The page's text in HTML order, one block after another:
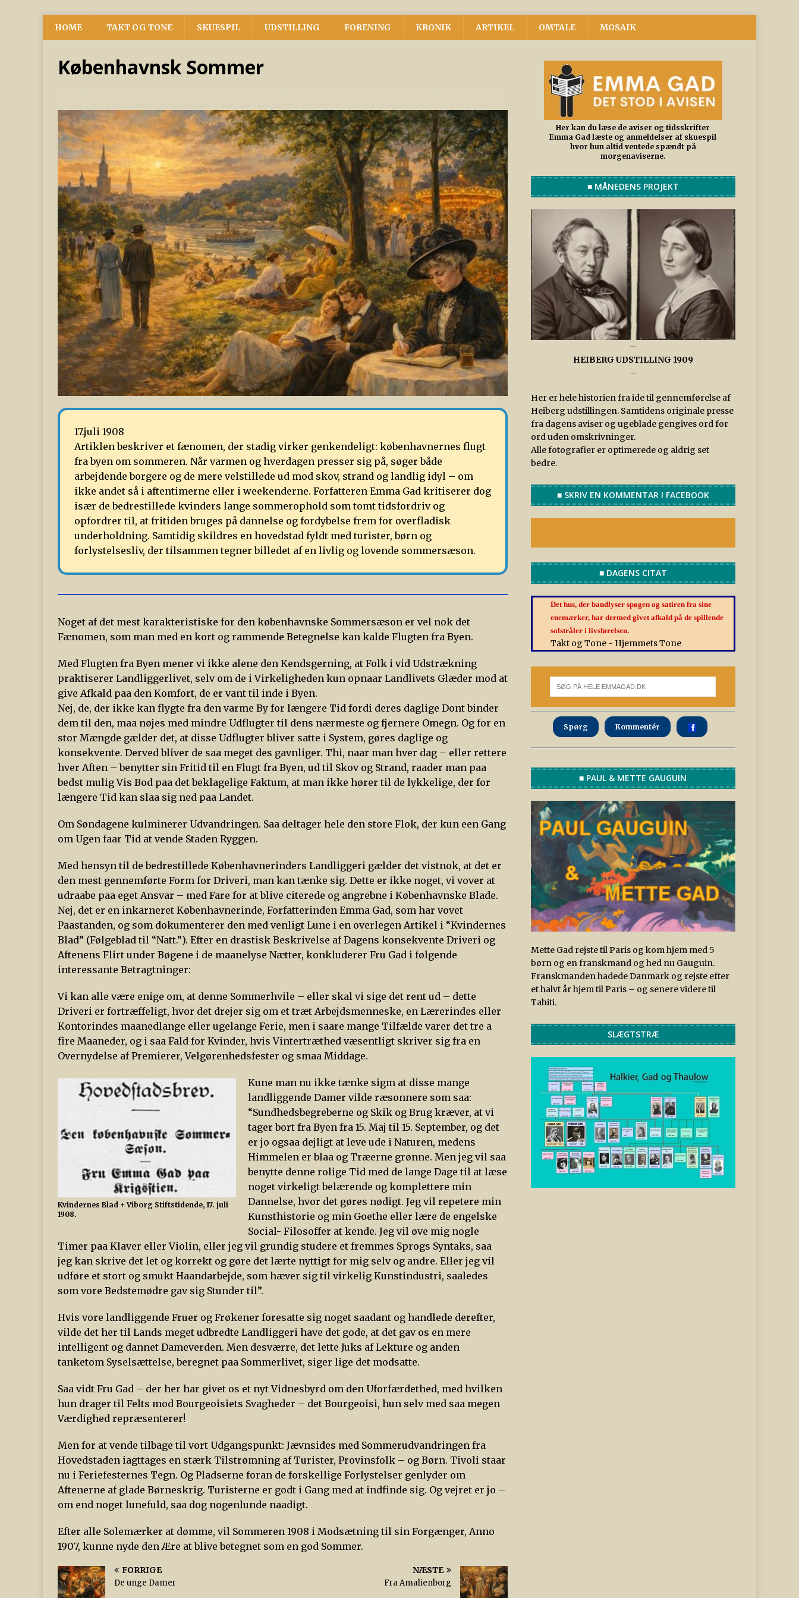
HOME TAKT OG TONE SKUESPIL UDSTILLING FORENING KRONIK ARTIKEL OMTALE MOSAIK
Københavnsk Sommer
17.juli 1908
Artiklen beskriver et fænomen, der stadig virker genkendeligt: københavnernes flugt
fra byen om sommeren. Når varmen og hverdagen presser sig på, søger både
arbejdende borgere og de mere velstillede ud mod skov, strand og landlig idyl – om
ikke andet så i aftentimerne eller i weekenderne. Forfatteren Emma Gad kritiserer dog
især de bedrestillede kvinders lange sommerophold som tomt tidsfordriv og
opfordrer til, at fritiden bruges på dannelse og fordybelse frem for overfladisk
underholdning. Samtidig skildres en hovedstad fyldt med turister, børn og
forlystelsesliv, der tilsammen tegner billedet af en livlig og lovende sommersæson.
Noget af det mest karakteristiske for den københavnske Sommersæson er vel nok det
Fænomen, som man med en kort og rammende Betegnelse kan kalde Flugten fra Byen.
Med Flugten fra Byen mener vi ikke alene den Kendsgerning, at Folk i vid Udstrækning
praktiserer Landliggerlivet, selv om de i Virkeligheden kun opnaar Landlivets Glæder mod at
give Afkald paa den Komfort, de er vant til inde i Byen.
Nej, de, der ikke kan flygte fra den varme By for længere Tid fordi deres daglige Dont binder
dem til den, maa nøjes med mindre Udflugter til dens nærmeste og fjernere Omegn. Og for en
stor Mængde gælder det, at disse Udflugter bliver satte i System, gøres daglige og
konsekvente. Derved bliver de saa meget des gavnliger. Thi, naar man hver dag – eller rettere
hver Aften – benytter sin Fritid til en Flugt fra Byen, ud til Skov og Strand, raader man paa
bedst mulig Vis Bod paa det beklagelige Faktum, at man ikke hører til de lykkelige, der for
længere Tid kan slaa sig ned paa Landet.
Om Søndagene kulminerer Udvandringen. Saa deltager hele den store Flok, der kun een Gang
om Ugen faar Tid at vende Staden Ryggen.
Med hensyn til de bedrestillede Københavnerinders Landliggeri gælder det vistnok, at det er
den mest gennemførte Form for Driveri, man kan tænke sig. Dette er ikke noget, vi vover at
udraabe paa eget Ansvar – med Fare for at blive citerede og angrebne i Københavnske Blade.
Nej, det er en inkarneret Københavnerinde, Forfatterinden Emma Gad, som har vovet
Paastanden, og som dokumenterer den med venligt Lune i en overlegen Artikel i “Kvindernes
Blad” (Følgeblad til “Natt.”). Efter en drastisk Beskrivelse af Dagens konsekvente Driveri og
Aftenens Flirt under Bøgene i de maanelyse Nætter, konkluderer Fru Gad i følgende
interessante Betragtninger:
Vi kan alle være enige om, at denne Sommerhvile – eller skal vi sige det rent ud – dette
Driveri er fortræffeligt, hvor det drejer sig om et træt Arbejdsmenneske, en Lærerindes eller
Kontorindes maanedlange eller ugelange Ferie, men i saare mange Tilfælde varer det tre a
fire Maaneder, og i saa Fald for Kvinder, hvis Vintertræthed væsentligt skriver sig fra en
Overnydelse af Premierer, Velgørenhedsfester og smaa Middage.
Kvindernes Blad + Viborg Stiftstidende, 17. juli
1908.
Kune man nu ikke tænke sigm at disse mange
landliggende Damer vilde ræsonnere som saa:
“Sundhedsbegreberne og Skik og Brug kræver, at vi
tager bort fra Byen fra 15. Maj til 15. September, og det
er jo ogsaa dejligt at leve ude i Naturen, medens
Himmelen er blaa og Træerne grønne. Men jeg vil saa
benytte denne rolige Tid med de lange Dage til at læse
noget virkeligt belærende og komplettere min
Dannelse, hvor det gøres nødigt. Jeg vil repetere min
Kunsthistorie og min Goethe eller lære de engelske
Social- Filosoffer at kende. Jeg vil øve mig nogle
Timer paa Klaver eller Violin, eller jeg vil grundig studere et fremmes Sprogs Syntaks, saa
jeg kan skrive det let og korrekt og gøre det lærte nyttigt for mig selv og andre. Eller jeg vil
udføre et stort og smukt Haandarbejde, som hæver sig til virkelig Kunstindustri, saaledes
som vore Bedstemødre gav sig Stunder til”.
Hvis vore landliggende Fruer og Frøkener foresatte sig noget saadant og handlede derefter,
vilde det her til Lands meget udbredte Landliggeri have det gode, at det gav os en mere
intelligent og dannet Dameverden. Men desværre, det lette Juks af Lekture og anden
tanketom Syselsættelse, beregnet paa Sommerlivet, siger lige det modsatte.
Saa vidt Fru Gad – der her har givet os et nyt Vidnesbyrd om den Uforfærdethed, med hvilken
hun drager til Felts mod Bourgeoisiets Svagheder – det Bourgeoisi, hun selv med saa megen
Værdighed repræsenterer!
Men for at vende tilbage til vort Udgangspunkt: Jævnsides med Sommerudvandringen fra
Hovedstaden iagttages en stærk Tilstrømning af Turister, Provinsfolk – og Børn. Tivoli staar
nu i Feriefesternes Tegn. Og Pladserne foran de forskellige Forlystelser genlyder om
Aftenerne af glade Børneskrig. Turisterne er godt i Gang med at indfinde sig. Og vejret er jo –
om end noget lunefuld, saa dog nogenlunde naadigt.
Efter alle Solemærker at dømme, vil Sommeren 1908 i Modsætning til sin Forgænger, Anno
1907, kunne nyde den Ære at blive betegnet som en god Sommer.
FORRIGE
De unge Damer
NÆSTE
Fra Amalienborg
Her kan du læse de aviser og tidsskrifter
Emma Gad læste og anmeldelser af skuespil
hvor hun altid ventede spændt på
morgenaviserne.
■ MÅNEDENS PROJEKT
–
HEIBERG UDSTILLING 1909
–
Her er hele historien fra ide til gennemførelse af
Heiberg udstillingen. Samtidens originale presse
fra dagens aviser og ugeblade gengives ord for
ord uden omskrivninger.
Alle fotografier er optimerede og aldrig set
bedre.
■ SKRIV EN KOMMENTAR I FACEBOOK
■ DAGENS CITAT
Det hus, der bandlyser spøgen og satiren fra sine
enemærker, har dermed givet afkald på de spillende
solstråler i livsførelsen.
Takt og Tone - Hjemmets Tone
Spørg Kommentér
■ PAUL & METTE GAUGUIN
Mette Gad rejste til Paris og kom hjem med 5
børn og en franskmand og hed nu Gauguin.
Franskmanden hadede Danmark og rejste efter
et halvt år hjem til Paris – og senere videre til
Tahiti.
SLÆGTSTRÆ